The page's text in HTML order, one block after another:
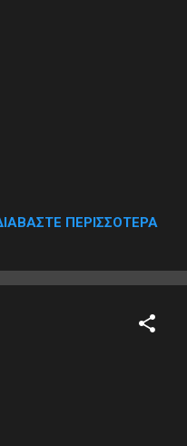
ΠΕΡΙΣΣΌΤΕΡΑ